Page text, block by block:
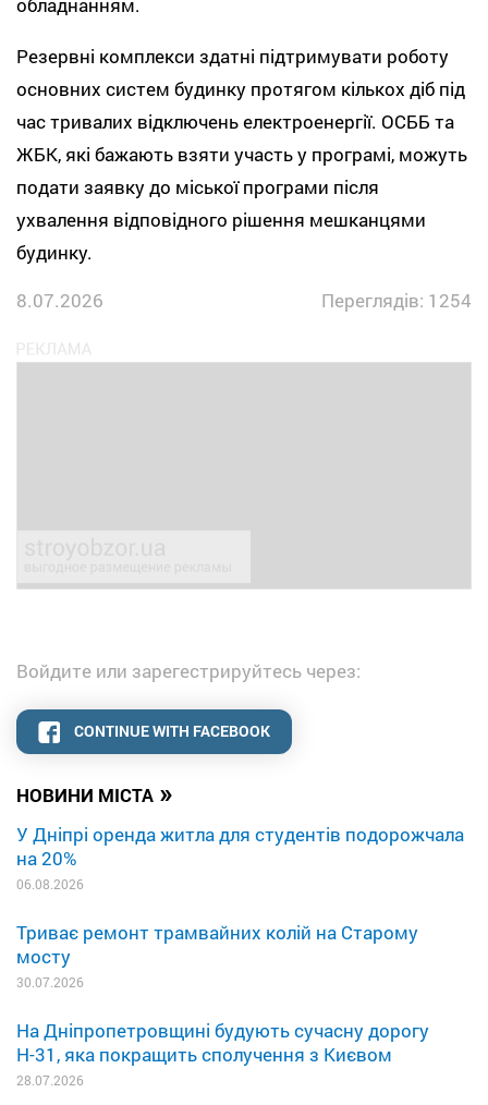
НОВИНИ МІСТА »
У Дніпрі оренда житла для студентів подорожчала
на 20%
06.08.2026
Триває ремонт трамвайних колій на Старому
мосту
30.07.2026
На Дніпропетровщині будують сучасну дорогу
Н-31, яка покращить сполучення з Києвом
28.07.2026
Резервні комплекси здатні підтримувати роботу
основних систем будинку протягом кількох діб під
час тривалих відключень електроенергії. ОСББ та
ЖБК, які бажають взяти участь у програмі, можуть
подати заявку до міської програми після
ухвалення відповідного рішення мешканцями
будинку.
8.07.2026
Переглядів: 1254
Войдите или зарегестрируйтесь через:
CONTINUE WITH FACEBOOK